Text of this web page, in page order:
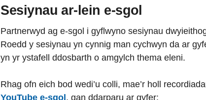
Sesiynau ar-lein e-sgol
Partnerwyd ag e-sgol i gyflwyno sesiynau
Roedd y sesiynau yn cynnig man cychwyn da ar
yn yr ystafell ddosbarth o amgylch thema eleni.
Rhag ofn eich bod wedi’u colli, mae’r holl
YouTube e-sgol , gan ddarparu ar gyfer: